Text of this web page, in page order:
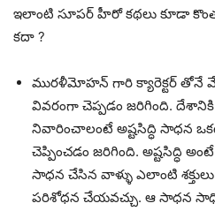
ఇలాంటి సూపర్ హీరో కథలు కూడా
కదా ?
మురళీమోహన్ గారి క్యారెక్టర్ తోనే
వివరంగా చెప్పడం జరిగింది. దేశానికి
నివారించాలంటే అష్టసిద్ధి సాధన
చెప్పించడం జరిగింది. అష్టసిద్ధి
సాధన చేసిన వాళ్ళు ఎలాంటి
పరిశోధన చేయవచ్చు. ఆ సాధన